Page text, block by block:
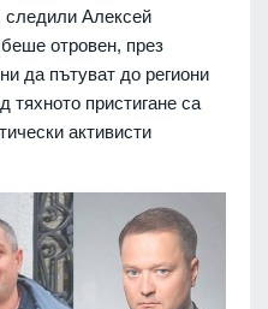
следили Алексей
отровен, през
да пътуват до региони
тяхното пристигане са
активисти